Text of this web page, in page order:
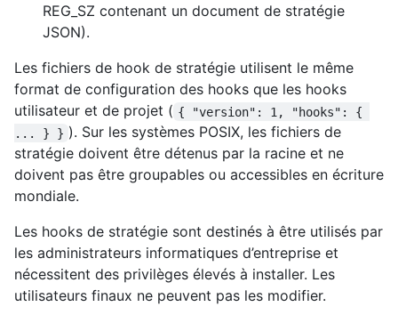
REG_SZ contenant un document de stratégie
JSON).
Les fichiers de hook de stratégie utilisent le même
format de configuration des hooks que les hooks
utilisateur et de projet ( { "version": 1, "hooks": {
... } } ). Sur les systèmes POSIX, les fichiers de
stratégie doivent être détenus par la racine et ne
doivent pas être groupables ou accessibles en écriture
mondiale.
Les hooks de stratégie sont destinés à être utilisés par
les administrateurs informatiques d’entreprise et
nécessitent des privilèges élevés à installer. Les
utilisateurs finaux ne peuvent pas les modifier.